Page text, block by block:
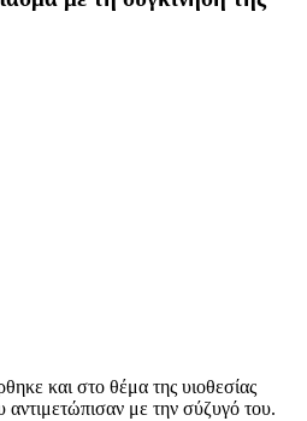
και στο θέμα της υιοθεσίας
αντιμετώπισαν με την σύζυγό του.